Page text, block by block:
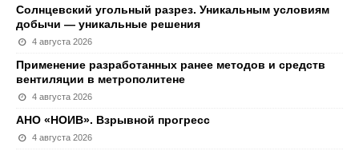
Солнцевский угольный разрез. Уникальным условиям
добычи — уникальные решения
4 августа 2026
Применение разработанных ранее методов и средств
вентиляции в метрополитене
4 августа 2026
АНО «НОИВ». Взрывной прогресс
4 августа 2026